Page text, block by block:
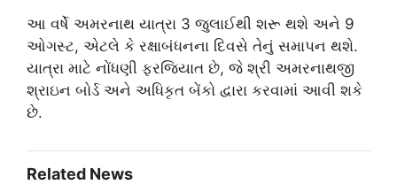
આ વર્ષે અમરનાથ યાત્રા 3 જુલાઈથી શરૂ થશે અને 9
ઓગસ્ટ, એટલે કે રક્ષાબંધનના દિવસે તેનું સમાપન થશે.
યાત્રા માટે નોંધણી ફરજિયાત છે, જે શ્રી અમરનાથજી
શ્રાઇન બોર્ડ અને અધિકૃત બેંકો દ્વારા કરવામાં આવી શકે
છે.
Related News